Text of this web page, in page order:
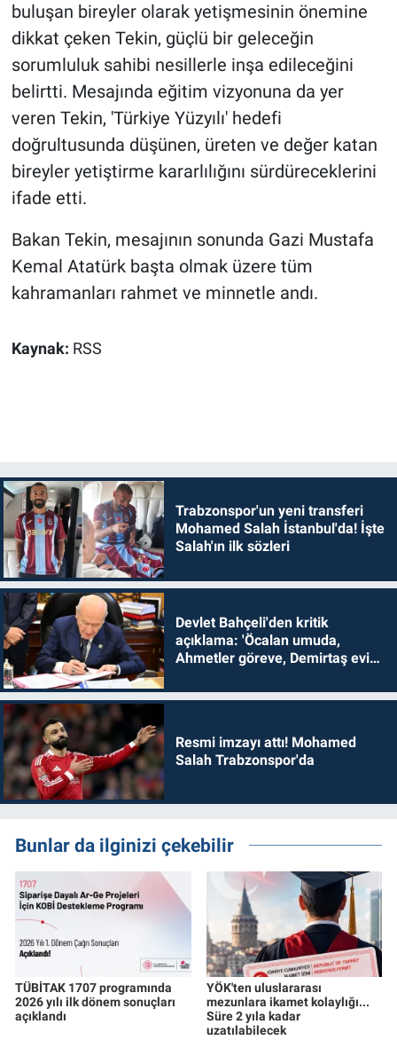
buluşan bireyler olarak yetişmesinin önemine
dikkat çeken Tekin, güçlü bir geleceğin
sorumluluk sahibi nesillerle inşa edileceğini
belirtti. Mesajında eğitim vizyonuna da yer
veren Tekin, 'Türkiye Yüzyılı' hedefi
doğrultusunda düşünen, üreten ve değer katan
bireyler yetiştirme kararlılığını sürdüreceklerini
ifade etti.
Bakan Tekin, mesajının sonunda Gazi Mustafa
Kemal Atatürk başta olmak üzere tüm
kahramanları rahmet ve minnetle andı.
Kaynak: RSS
Trabzonspor'un yeni transferi
Mohamed Salah İstanbul'da! İşte
Salah'ın ilk sözleri
Devlet Bahçeli'den kritik
açıklama: 'Öcalan umuda,
Ahmetler göreve, Demirtaş evine
Resmi imzayı attı! Mohamed
Salah Trabzonspor'da
Bunlar da ilginizi çekebilir
TÜBİTAK 1707 programında
2026 yılı ilk dönem sonuçları
açıklandı
YÖK'ten uluslararası
mezunlara ikamet kolaylığı...
Süre 2 yıla kadar
uzatılabilecek